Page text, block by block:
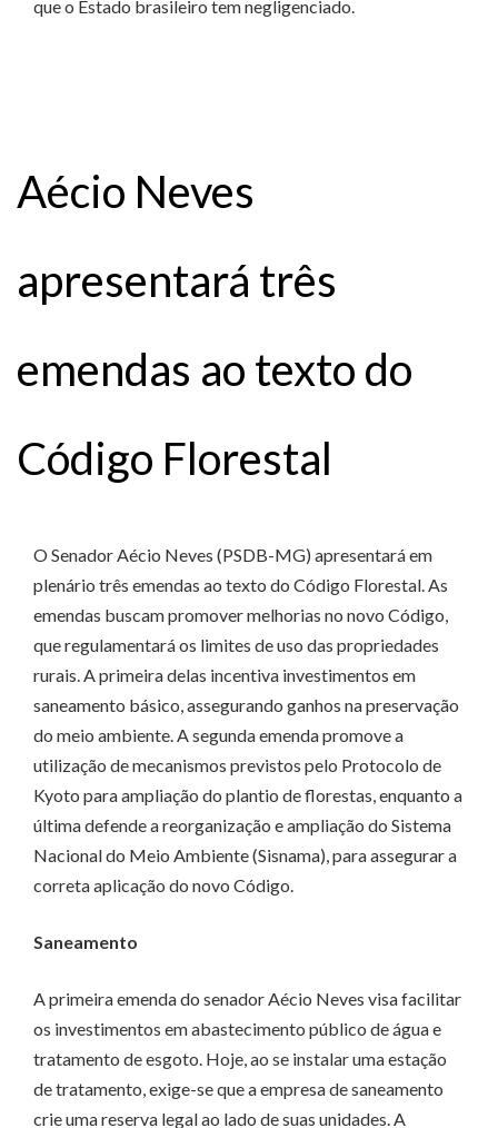
que o Estado brasileiro tem negligenciado.
Aécio Neves
apresentará três
emendas ao texto do
Código Florestal
O Senador Aécio Neves (PSDB-MG) apresentará em
plenário três emendas ao texto do Código Florestal. As
emendas buscam promover melhorias no novo Código,
que regulamentará os limites de uso das propriedades
rurais. A primeira delas incentiva investimentos em
saneamento básico, assegurando ganhos na preservação
do meio ambiente. A segunda emenda promove a
utilização de mecanismos previstos pelo Protocolo de
Kyoto para ampliação do plantio de florestas, enquanto a
última defende a reorganização e ampliação do Sistema
Nacional do Meio Ambiente (Sisnama), para assegurar a
correta aplicação do novo Código.
Saneamento
A primeira emenda do senador Aécio Neves visa facilitar
os investimentos em abastecimento público de água e
tratamento de esgoto. Hoje, ao se instalar uma estação
de tratamento, exige-se que a empresa de saneamento
crie uma reserva legal ao lado de suas unidades. A